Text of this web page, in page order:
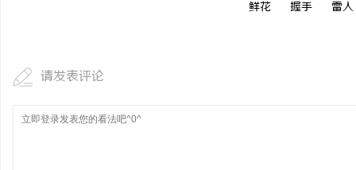
鲜花 握手 雷人
请发表评论